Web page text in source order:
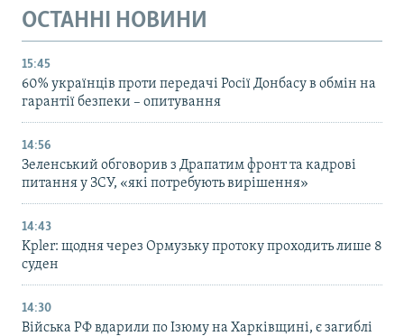
ОСТАННІ НОВИНИ
15:45
60% українців проти передачі Росії Донбасу в обмін на
гарантії безпеки – опитування
14:56
Зеленський обговорив з Драпатим фронт та кадрові
питання у ЗСУ, «які потребують вирішення»
14:43
Kpler: щодня через Ормузьку протоку проходить лише 8
суден
14:30
Війська РФ вдарили по Ізюму на Харківщині, є загиблі